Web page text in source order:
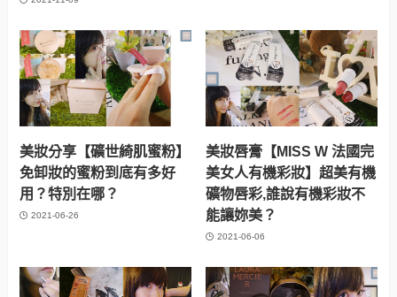
美妝分享【礦世綺肌蜜粉】
免卸妝的蜜粉到底有多好
用？特別在哪？
2021-06-26
美妝唇膏【MISS W 法國完
美女人有機彩妝】超美有機
礦物唇彩,誰說有機彩妝不
能讓妳美？
2021-06-06